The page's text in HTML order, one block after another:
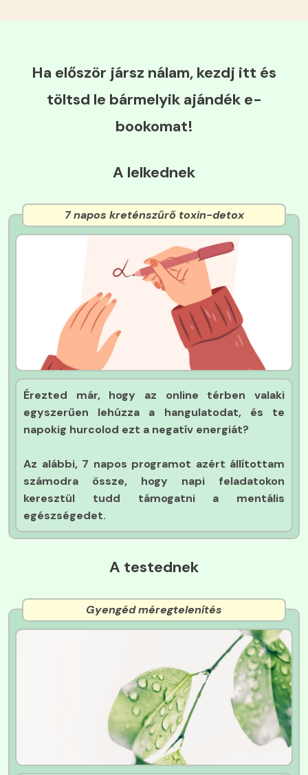
Ha először jársz nálam, kezdj itt és
töltsd le bármelyik ajándék e-
bookomat!
A lelkednek
7 napos kreténszűrő toxin-detox
Érezted már, hogy az online térben valaki
egyszerűen lehúzza a hangulatodat, és te
napokig hurcolod ezt a negatív energiát?
Az alábbi, 7 napos programot azért állítottam
számodra össze, hogy napi feladatokon
keresztül tudd támogatni a mentális
egészségedet.
A testednek
Gyengéd méregtelenítés